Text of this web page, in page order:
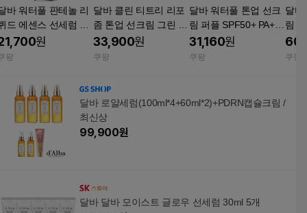
바 워터풀 판테놀 리
드 에센스 선세럼 SP
PA++++ 1개 50m
원
팡
달바 클린 티트리 리포
좀 톤업 선크림 그린 S
PF50+ PA++++ 2개입
+ 세럼 클렌저 3개
33,900원
쿠팡
달바 워터풀 톤업 선크
림 퍼플 SPF50+ PA++
++ 50ml 2개입 + 세럼
클렌저 증정 비건 혼합
31,160원
쿠팡
달바
림
++
클렌
쿠팡
달바 로얄세럼(100ml*4+60ml*2)+PDRN캡슐크림 /
최신상
99,900원
달바 달바 모이스트 글로우 선세럼 30ml 5개